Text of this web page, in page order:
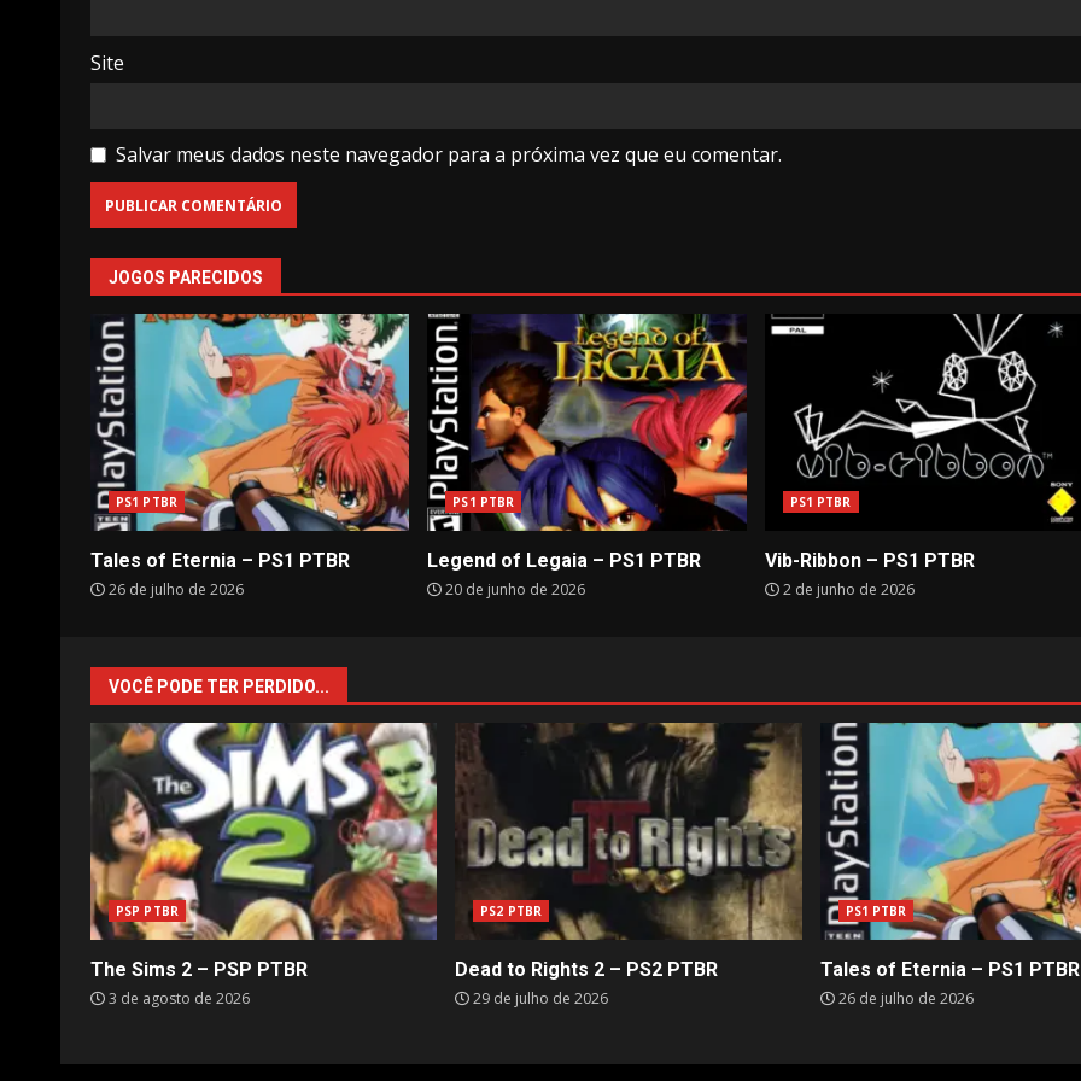
Site
Salvar meus dados neste navegador para a próxima vez que eu comentar.
JOGOS PARECIDOS
PS1 PTBR
Tales of Eternia – PS1 PTBR
26 de julho de 2026
PS1 PTBR
Legend of Legaia – PS1 PTBR
20 de junho de 2026
PS1 PTBR
Vib-Ribbon – PS1 PTBR
2 de junho de 2026
VOCÊ PODE TER PERDIDO...
PSP PTBR
The Sims 2 – PSP PTBR
3 de agosto de 2026
PS2 PTBR
Dead to Rights 2 – PS2 PTBR
29 de julho de 2026
PS1 PTBR
Tales of Eternia – PS1 PTBR
26 de julho de 2026